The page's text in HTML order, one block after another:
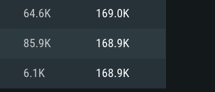
체 클라이언트)
64.6K 169.0K
85.9K 168.9K
6.1K 168.9K